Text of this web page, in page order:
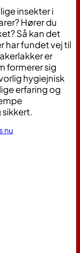
insekter i
Hører du
Så kan det
har fundet vej til
er
formerer sig
hygiejnisk
erfaring og
nu